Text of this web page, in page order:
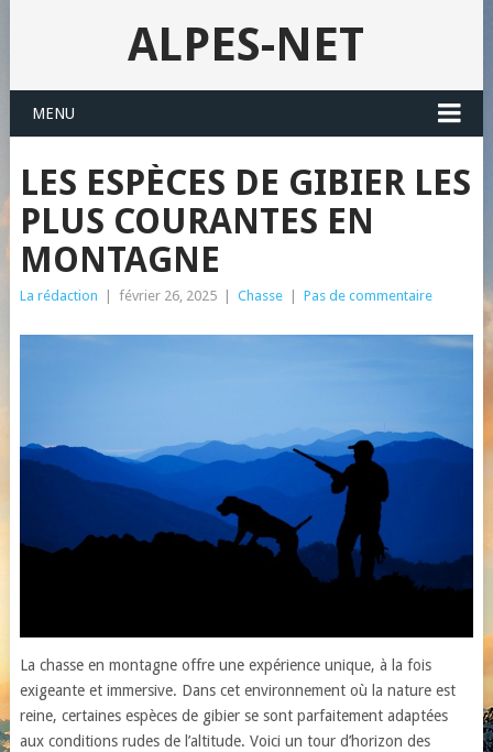
ALPES-NET
MENU
LES ESPÈCES DE GIBIER LES
PLUS COURANTES EN
MONTAGNE
La rédaction février 26, 2025 Chasse Pas de commentaire
La chasse en montagne offre une expérience unique, à la fois
exigeante et immersive. Dans cet environnement où la nature est
reine, certaines espèces de gibier se sont parfaitement adaptées
aux conditions rudes de l’altitude. Voici un tour d’horizon des